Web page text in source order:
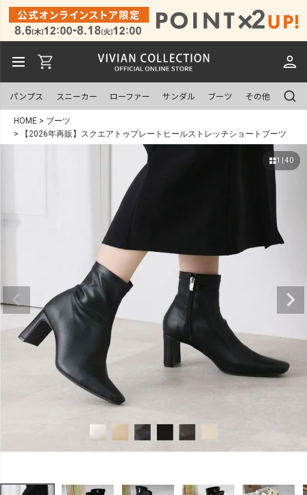
パンプス スニーカー ローファー サンダル ブーツ その他
HOME
ブーツ
【2026年再販】スクエアトゥプレートヒールストレッチショートブーツ
1 | 40